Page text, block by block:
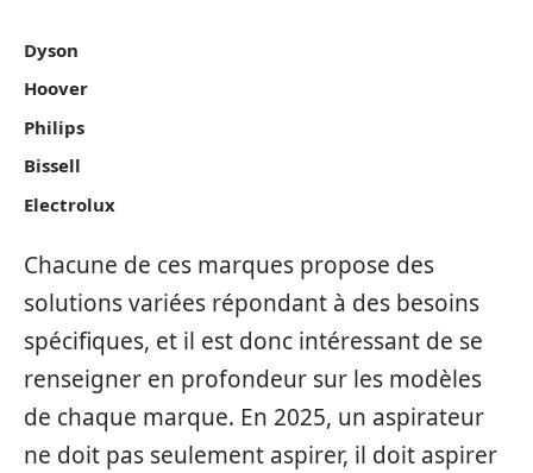
Dyson
Hoover
Philips
Bissell
Electrolux
Chacune de ces marques propose des
solutions variées répondant à des besoins
spécifiques, et il est donc intéressant de se
renseigner en profondeur sur les modèles
de chaque marque. En 2025, un aspirateur
ne doit pas seulement aspirer, il doit aspirer